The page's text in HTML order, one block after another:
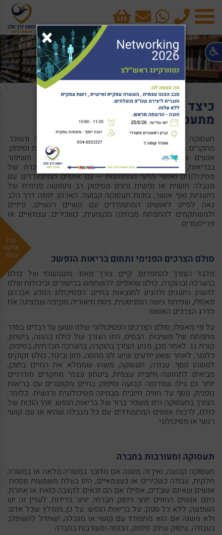
תפריט
טלפון cart
צרו
איתנו
קשר
כיצד מושפעת בריאות הנפש
מתעסוקה קבועה
תעסוקה קבועה חשובה לכולנו, ולא רק בגלל ההכנסה והשכר.
מחקרים מגלים כי תעסוקה מעניקה ממד של רווחה נפשית וסיפוק.
אנשים שמצליחים להשתלב במעגל התעסוקה נהנים משיפור
בבריאות, לרבותבריאות הנפש. ומה שעוד זוכה להכרה של
פסיכולוגים ואנשי מדעי ההתנהגות – גם אנשים המתמודדים עם
מגבלה חושית או נפשית נהנים מסיפוק רב ותחושה פנימית של
הישגיות ואף אושר, בזכות תעסוקה קבועה. הארגון יוזמה דרך הלב
גאה לסייע לאנשים המתמודדים עם קשיים רגשיים, פיזיים
ולמשתקמים להתפתח מבחינה מקצועית, כשכירים, עצמאיים או
פרילנסרים.
סולם הצרכים הפנימי ותחוםבריאות הנפשכ
מלבד הצורך להתפרנס, קיים צורך מאוד משמעותי של כולנו
בהערכה ובהוקרה. כולנו שואפים להשתמש בכישורים וביכולות שלנו
להשיג הישגים ולהגיע לתוצאות בחיים. הפסיכולוג הנודע אברהם
מאסלו, שפיתח גישה הומניסטית, ניסח תיאוריה מקיפה שמציגה את
מדרג הצרכים האנושי.
על פי מאסלו, סולם הצרכים הפסיכולוגי שלנו נשען עד רבדים בסדר
מתפתח של חשיבות. הבסיס, הינו הצורך של כולנו בהגנה, ביטחון,
קורת גג. לאחר מכן, מגיע הצורך בהוקרה, בהערכה חברתית, בסיפוק.
כלומר, לאחר שאנו יודעים שיש לנו מחסה, מזון וביגוד, כולנו זקוקים
למשהו נוסף. עבודה, תעסוקה, משהו שממלא את החיים בתוכן,
מביאים לתחושה חיובית עצמית, ביטחון עצמי. מחקרים מודרניים
יותר גם גילו שפרנסה קבועה וסיפוק בחיים מקושרים עם בריאות
גופנית, נוסף על חוויה חיובית מבחינה פסיכולוגית ורגשית. כלומר,
הצורך בתעסוקה הינו משפר ברור של בריאות הנפש. זוהי הזכות של
כולם, לרבות אנשים המתמודדים עם כל מגבלה שהיא או עם קושי
רגשי או פסיכולוגי.
תעסוקה ומעורבות בחברה
תעסוקה קבועה, ואין זה משנה אם מדובר במשרה מלאה או במשרה
חלקית, עבודה כשכירים או כעצמאיים, הינו בעלת משמעות נוספת.
אנשים שאינם עובדים, אפילו אם הם זכאים לקצבה כזאת או אחרת,
הינם אנשים החווים יותר ניתוק חברתי, יותר בדידות. לעניין זה יש
השפעה, ללא כל ספק, על בריאות הנפש. על כן, מומלץ שכל אדם,
ולא משנה אם הוא מתמודד עם קושי או מגבלה, ישתדל להשתלב
בעבודה. עיסוק שיניב סיפוק, הכנסה ומעורבות בחברה.
×